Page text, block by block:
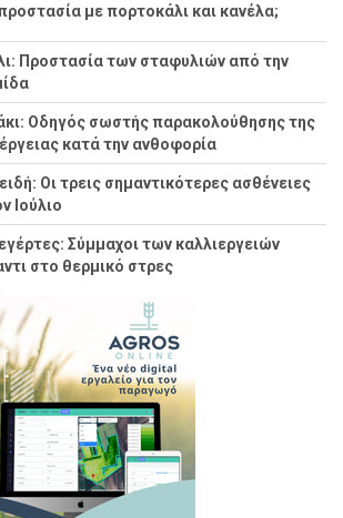
με πορτοκάλι και κανέλα;
Προστασία των σταφυλιών από την
Οδηγός σωστής παρακολούθησης της
κατά την ανθοφορία
Οι τρεις σημαντικότερες ασθένειες
Ιούλιο
Σύμμαχοι των καλλιεργειών
στο θερμικό στρες